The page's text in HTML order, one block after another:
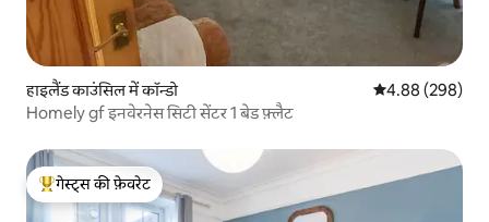
हाइलैंड काउंसिल में कॉन्डो औसत रेटिंग 5 में से
4.88 (298)
Homely gf इनवेरनेस सिटी सेंटर 1 बेड फ़्लैट
गेस्ट्स का टॉप फ़ेवरेट
गेस्ट्स की फ़ेवरेट